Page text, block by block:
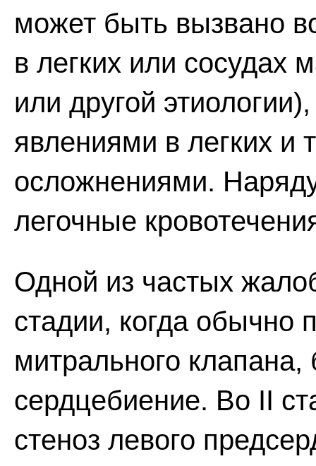
может быть вызвано
в легких или сосудах
или другой
явлениями в легких и
осложнениями.
легочные
Одной из частых
стадии, когда обычно
митрального
сердцебиение. Во II
стеноз левого